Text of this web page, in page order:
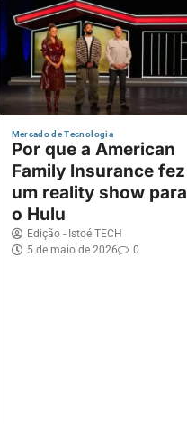
Mercado de Tecnologia
Por que a American
Family Insurance fez
um reality show para
o Hulu
Edição - Istoé TECH
5 de maio de 2026
0